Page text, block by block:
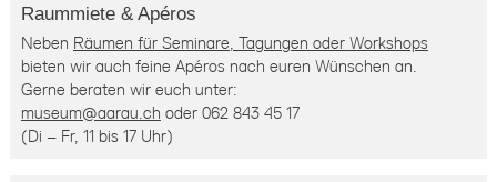
Raummiete & Apéros
Neben Räumen für Seminare, Tagungen oder Workshops
bieten wir auch feine Apéros nach euren Wünschen an.
Gerne beraten wir euch unter:
museum@aarau.ch oder 062 843 45 17
(Di – Fr, 11 bis 17 Uhr)